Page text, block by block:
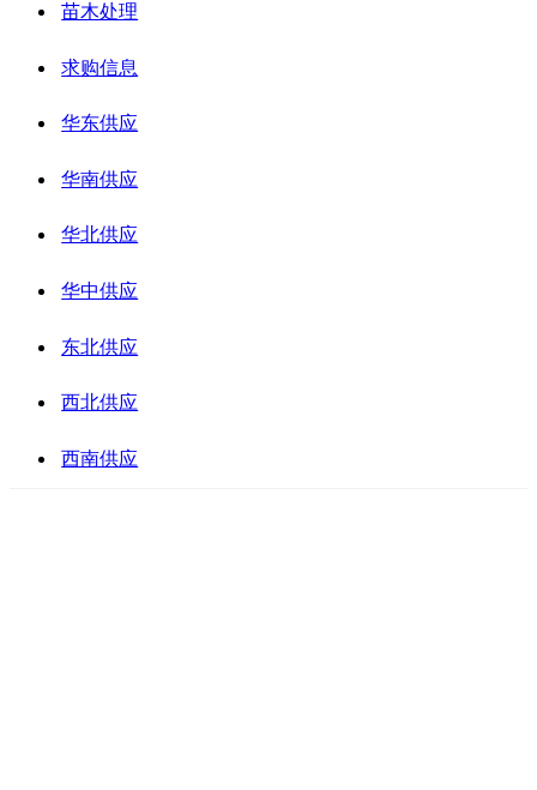
苗木处理
求购信息
华东供应
华南供应
华北供应
华中供应
东北供应
西北供应
西南供应